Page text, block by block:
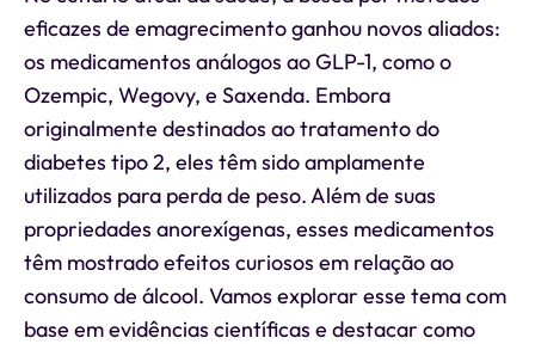
eficazes de emagrecimento ganhou novos aliados:
os medicamentos análogos ao GLP-1, como o
Ozempic, Wegovy, e Saxenda. Embora
originalmente destinados ao tratamento do
diabetes tipo 2, eles têm sido amplamente
utilizados para perda de peso. Além de suas
propriedades anorexígenas, esses medicamentos
têm mostrado efeitos curiosos em relação ao
consumo de álcool. Vamos explorar esse tema com
base em evidências científicas e destacar como